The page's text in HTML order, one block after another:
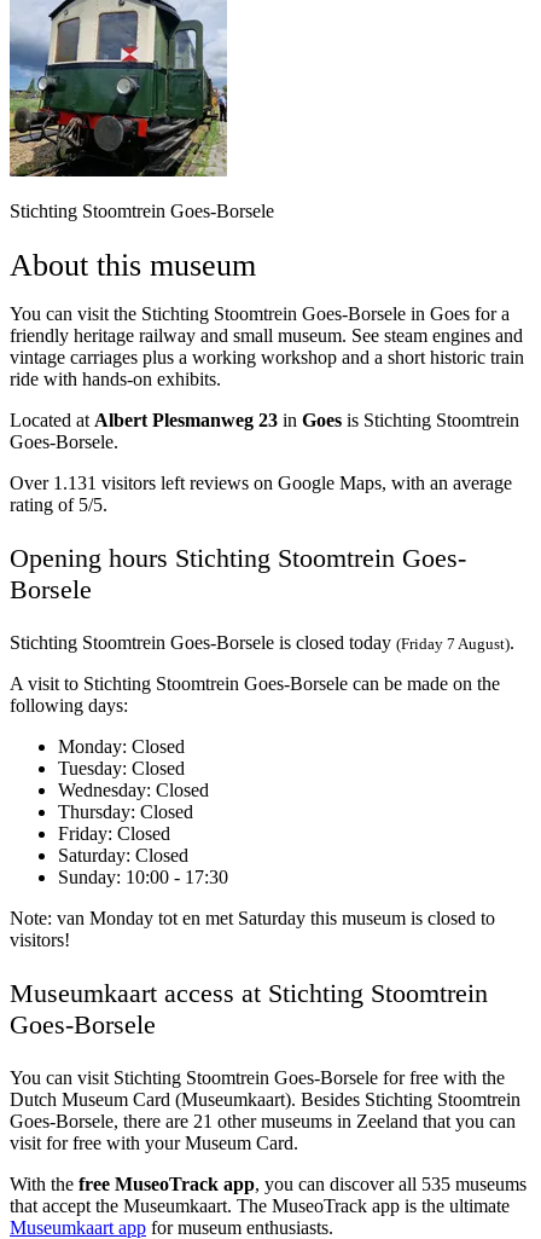
Stichting Stoomtrein Goes-Borsele
About this museum
You can visit the Stichting Stoomtrein Goes-Borsele in Goes for a
friendly heritage railway and small museum. See steam engines and
vintage carriages plus a working workshop and a short historic train
ride with hands-on exhibits.
Located at Albert Plesmanweg 23 in Goes is Stichting Stoomtrein
Goes-Borsele.
Over 1.131 visitors left reviews on Google Maps, with an average
rating of 5/5.
Opening hours Stichting Stoomtrein Goes-
Borsele
Stichting Stoomtrein Goes-Borsele is closed today (Friday 7 August).
A visit to Stichting Stoomtrein Goes-Borsele can be made on the
following days:
Monday: Closed
Tuesday: Closed
Wednesday: Closed
Thursday: Closed
Friday: Closed
Saturday: Closed
Sunday: 10:00 - 17:30
Note: van Monday tot en met Saturday this museum is closed to
visitors!
Museumkaart access at Stichting Stoomtrein
Goes-Borsele
You can visit Stichting Stoomtrein Goes-Borsele for free with the
Dutch Museum Card (Museumkaart). Besides Stichting Stoomtrein
Goes-Borsele, there are 21 other museums in Zeeland that you can
visit for free with your Museum Card.
With the free MuseoTrack app, you can discover all 535 museums
that accept the Museumkaart. The MuseoTrack app is the ultimate
Museumkaart app for museum enthusiasts.